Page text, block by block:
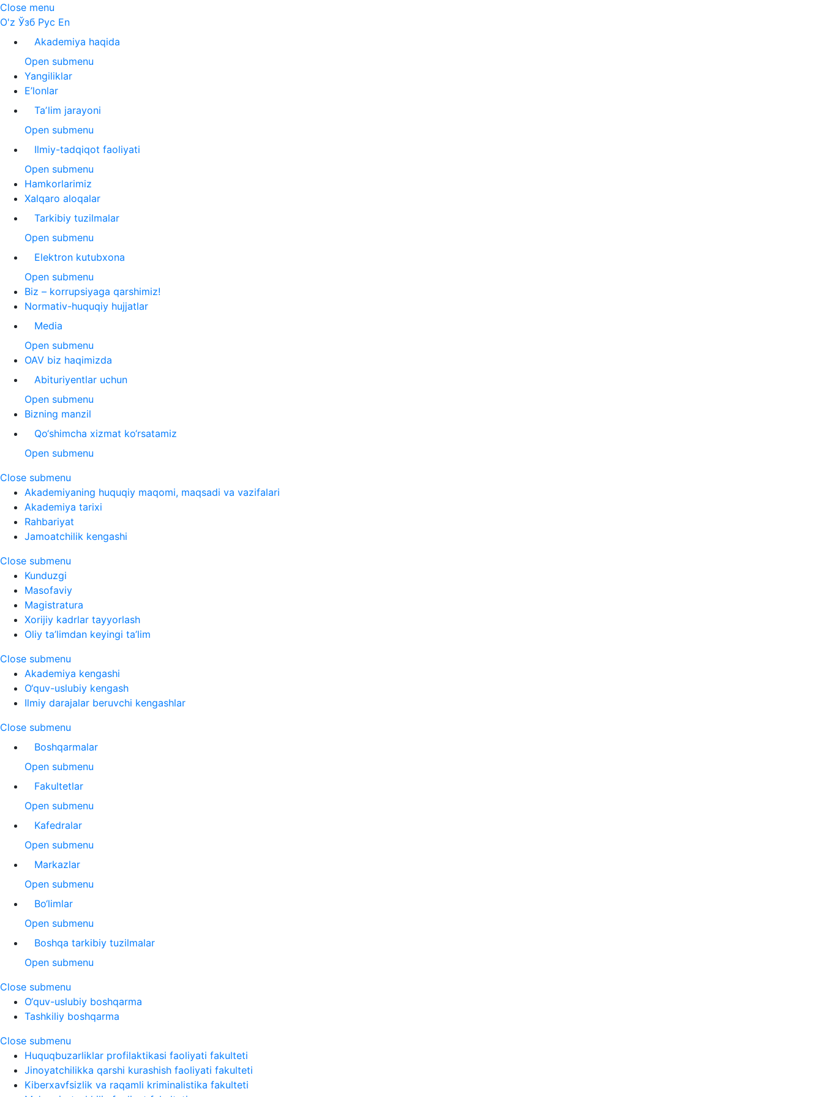
Close menu
O'z Ўзб Рус En
Akademiya haqida
Open submenu
Yangiliklar
E’lonlar
Taʼlim jarayoni
Open submenu
Ilmiy-tadqiqot faoliyati
Open submenu
Hamkorlarimiz
Xalqaro aloqalar
Tarkibiy tuzilmalar
Open submenu
Elektron kutubxona
Open submenu
Biz – korrupsiyaga qarshimiz!
Normativ-huquqiy hujjatlar
Media
Open submenu
OAV biz haqimizda
Abituriyentlar uchun
Open submenu
Bizning manzil
Qo‘shimcha xizmat ko‘rsatamiz
Open submenu
Close submenu
Akademiyaning huquqiy maqomi, maqsadi va vazifalari
Akademiya tarixi
Rahbariyat
Jamoatchilik kengashi
Close submenu
Kunduzgi
Masofaviy
Magistratura
Xorijiy kadrlar tayyorlash
Oliy ta’limdan keyingi ta’lim
Close submenu
Akademiya kengashi
O‘quv-uslubiy kengash
Ilmiy darajalar beruvchi kengashlar
Close submenu
Boshqarmalar
Open submenu
Fakultetlar
Open submenu
Kafedralar
Open submenu
Markazlar
Open submenu
Bo‘limlar
Open submenu
Boshqa tarkibiy tuzilmalar
Open submenu
Close submenu
O‘quv-uslubiy boshqarma
Tashkiliy boshqarma
Close submenu
Huquqbuzarliklar profilaktikasi faoliyati fakulteti
Jinoyatchilikka qarshi kurashish faoliyati fakulteti
Kiberxavfsizlik va raqamli kriminalistika fakulteti